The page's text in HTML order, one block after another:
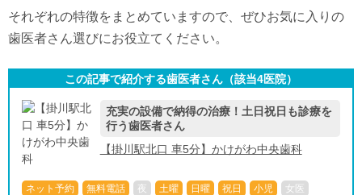
それぞれの特徴をまとめていますので、ぜひお気に入りの
歯医者さん選びにお役立てください。
この記事で紹介する歯医者さん（該当4医院）
充実の設備で納得の治療！土日祝日も診療を
行う歯医者さん
【掛川駅北口 車5分】かけがわ中央歯科
ネット予約 無料電話 夜 土曜 日曜 祝日 小児
女医